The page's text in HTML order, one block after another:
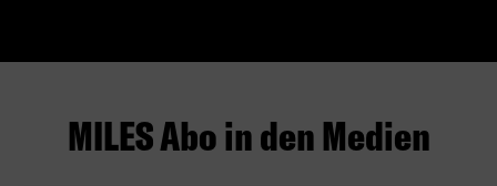
MILES Abo in den Medien